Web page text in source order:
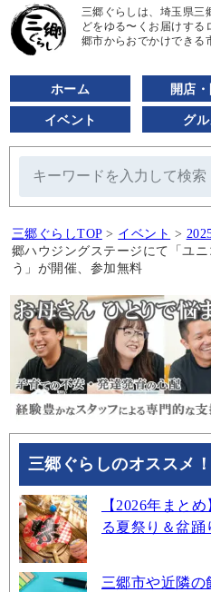
三郷ぐらしは、埼玉県三
どをゆる〜くお届けす
郷市からおでかけできる
ホーム 開店
イベント グル
三郷ぐらしTOP > イベント >
郷ハウジングステージにて「ユ
う」が開催、参加無料
三郷ぐらしのオススメ！
【2026年まと
る夏祭り＆盆
三郷市や近隣